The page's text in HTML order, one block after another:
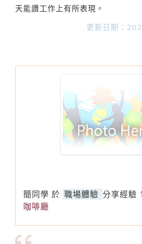
天能讚工作上有所表現。
更新日期：
簡同學 於 職場體驗 分享經驗
咖啡廳